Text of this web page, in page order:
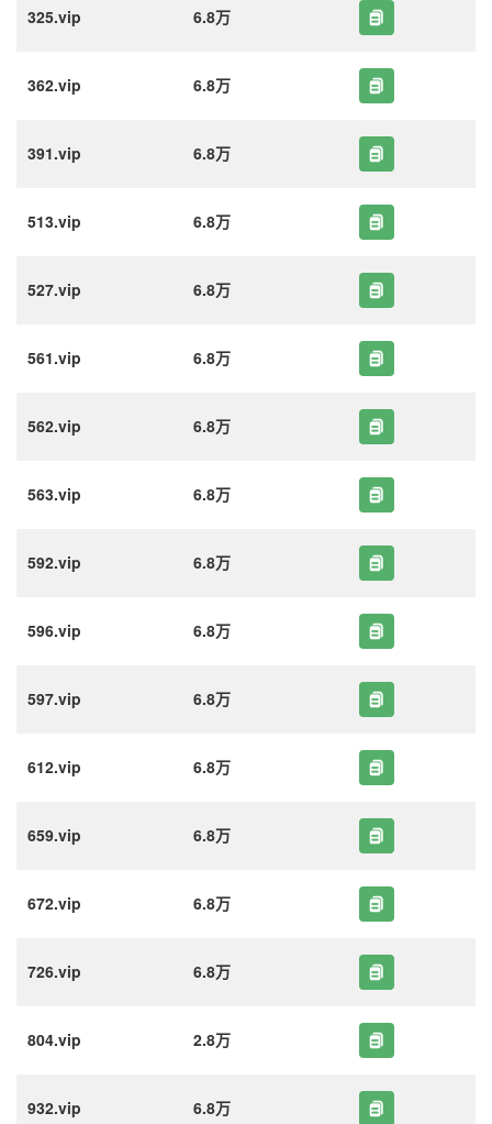
325.vip 6.8万
362.vip 6.8万
391.vip 6.8万
513.vip 6.8万
527.vip 6.8万
561.vip 6.8万
562.vip 6.8万
563.vip 6.8万
592.vip 6.8万
596.vip 6.8万
597.vip 6.8万
612.vip 6.8万
659.vip 6.8万
672.vip 6.8万
726.vip 6.8万
804.vip 2.8万
932.vip 6.8万